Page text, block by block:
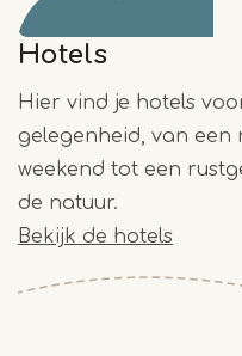
Hotels
Hier vind je hotels
gelegenheid, van een
weekend tot een
de natuur.
Bekijk de hotels